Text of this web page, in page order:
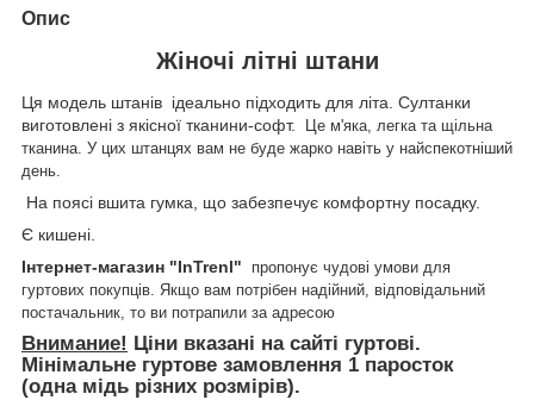
Опис
Жіночі літні штани
Ця модель штанів ідеально підходить для літа. Султанки
виготовлені з якісної тканини-софт.
Це м'яка, легка та щільна
тканина. У цих штанцях вам не буде жарко навіть у найспекотніший
день.
На поясі вшита гумка, що забезпечує комфортну посадку.
Є кишені.
Інтернет-магазин "InTrenl"
пропонує чудові умови для
гуртових покупців. Якщо вам потрібен надійний, відповідальний
постачальник, то ви потрапили за адресою
Внимание! Ціни вказані на сайті гуртові.
Мінімальне гуртове замовлення 1 паросток
(одна мідь різних розмірів).